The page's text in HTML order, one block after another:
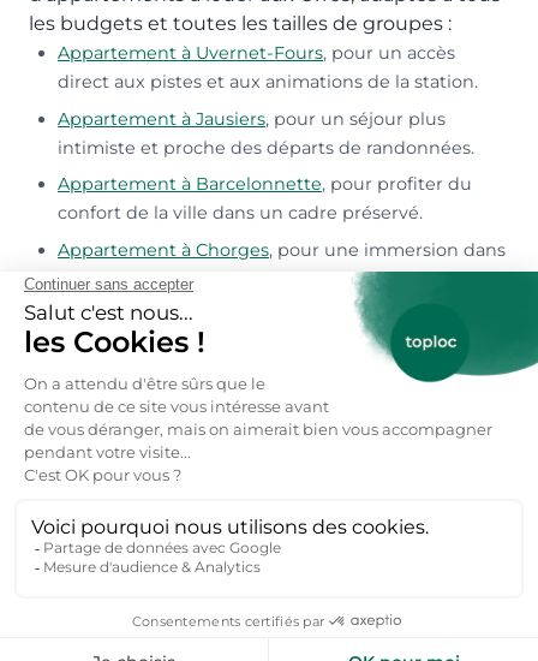
les budgets et toutes les tailles de groupes :
Appartement à Uvernet-Fours, pour un accès
direct aux pistes et aux animations de la station.
Appartement à Jausiers, pour un séjour plus
intimiste et proche des départs de randonnées.
Appartement à Barcelonnette, pour profiter du
confort de la ville dans un cadre préservé.
Appartement à Chorges, pour une immersion dans
la culture locale et des paysages lacustres.
Appartement à Embrun
, pour explorer la capitale
du Champsaur et ses alentours.
Pourquoi choisir Les Orres pour vos
vacances en montagne ?
Opter pour les Orres, c’est choisir une station où
se mêlent : un ensoleillement exceptionnel (plus
de 300 jours de soleil par an). Un domaine skiable
varié, adapté aux familles et aux skieurs
accessibles, comparés à d’autres stations des